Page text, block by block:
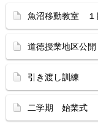
魚沼移動教室 １
道徳授業地区公開
引き渡し訓練
二学期 始業式